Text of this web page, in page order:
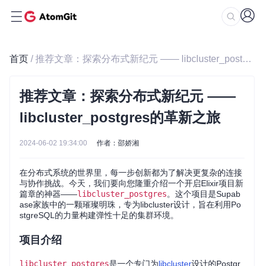
首页 / 推荐文章：探索分布式新纪元 —— libcluster_postgres的革新之旅
推荐文章：探索分布式新纪元 ——
libcluster_postgres的革新之旅
2024-06-02 19:34:00 作者：邵娇湘
在分布式系统的世界里，每一步创新都为了解决更复杂的连接
与协作挑战。今天，我们要向您隆重介绍一个开启Elixir项目新
篇章的神器——libcluster_postgres。这个项目是Supab
ase家族中的一颗璀璨明珠，专为libcluster设计，旨在利用Po
stgreSQL的力量构建弹性十足的集群环境。
项目介绍
libcluster_postgres是一个专门为libcluster设计的Postgr